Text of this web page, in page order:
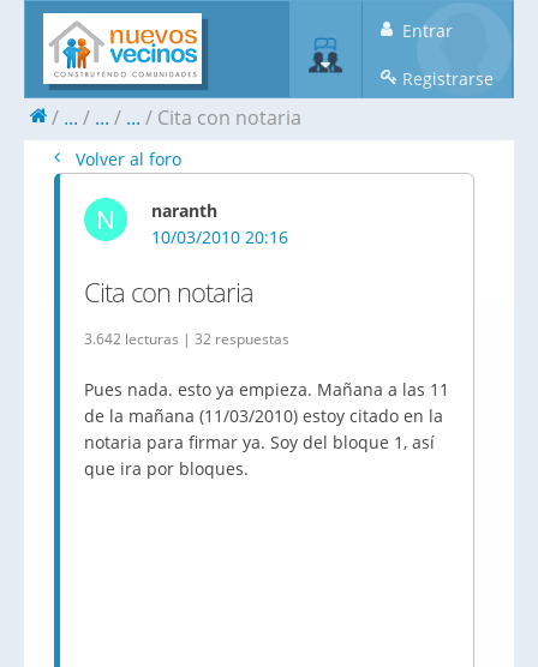
Entrar
Registrarse
... ... ... Cita con notaria
Volver al foro
N
naranth
10/03/2010 20:16
Cita con notaria
3.642 lecturas | 32 respuestas
Pues nada. esto ya empieza. Mañana a las 11
de la mañana (11/03/2010) estoy citado en la
notaria para firmar ya. Soy del bloque 1, así
que ira por bloques.